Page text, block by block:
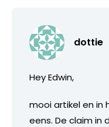
dottie
Hey Edwin,
mooi artikel en in
eens. De claim in